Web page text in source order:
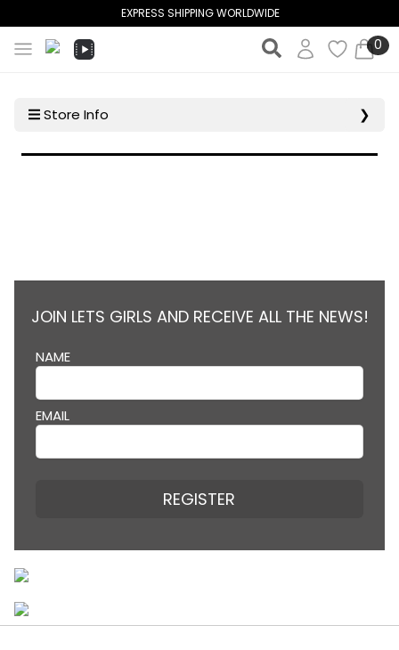
EXPRESS SHIPPING WORLDWIDE
0
Store Info ❯
JOIN LETS GIRLS AND RECEIVE ALL THE NEWS!
NAME
EMAIL
REGISTER